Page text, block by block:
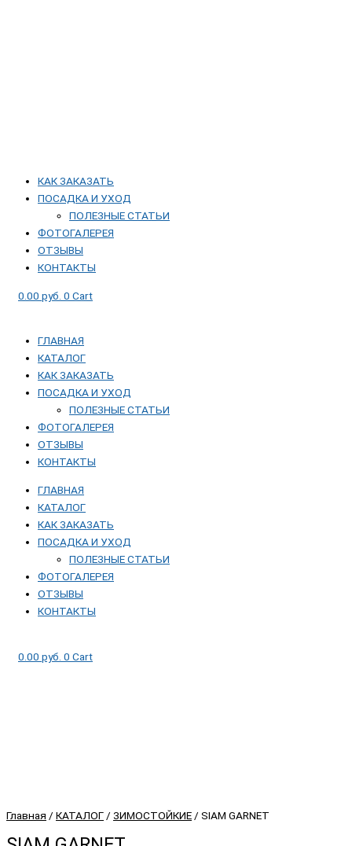
КАК ЗАКАЗАТЬ
ПОСАДКА И УХОД
ПОЛЕЗНЫЕ СТАТЬИ
ФОТОГАЛЕРЕЯ
ОТЗЫВЫ
КОНТАКТЫ
0.00 руб. 0 Cart
ГЛАВНАЯ
КАТАЛОГ
КАК ЗАКАЗАТЬ
ПОСАДКА И УХОД
ПОЛЕЗНЫЕ СТАТЬИ
ФОТОГАЛЕРЕЯ
ОТЗЫВЫ
КОНТАКТЫ
ГЛАВНАЯ
КАТАЛОГ
КАК ЗАКАЗАТЬ
ПОСАДКА И УХОД
ПОЛЕЗНЫЕ СТАТЬИ
ФОТОГАЛЕРЕЯ
ОТЗЫВЫ
КОНТАКТЫ
0.00 руб. 0 Cart
Главная / КАТАЛОГ / ЗИМОСТОЙКИЕ / SIAM GARNET